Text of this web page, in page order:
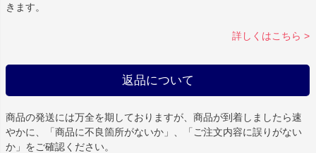
きます。
詳しくはこちら >
返品について
商品の発送には万全を期しておりますが、商品が到着しましたら速
やかに、「商品に不良箇所がないか」、「ご注文内容に誤りがない
か」をご確認ください。